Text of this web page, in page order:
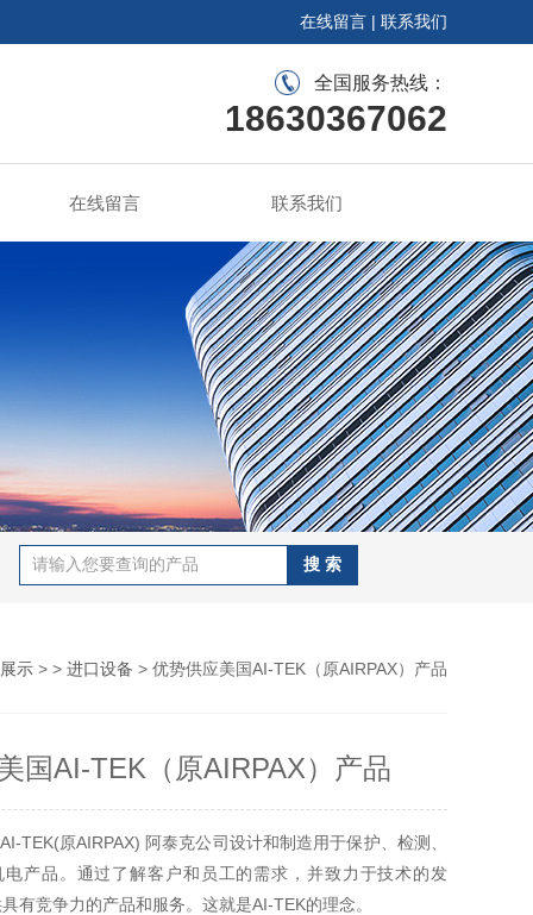
在线留言 | 联系我们
全国服务热线：
18630367062
在线留言 联系我们
示 > > 进口设备 > 优势供应美国AI-TEK（原AIRPAX）产品
国AI-TEK（原AIRPAX）产品
TEK(原AIRPAX) 阿泰克公司设计和制造用于保护、检测、
电产品。通过了解客户和员工的需求，并致力于技术的发
有竞争力的产品和服务。这就是AI-TEK的理念。